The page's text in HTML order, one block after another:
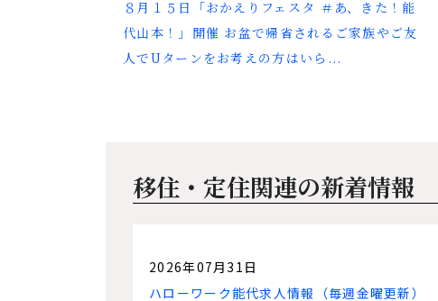
８月１５日「おかえりフェスタ ＃あ、きた！能
代山本！」開催 お盆で帰省されるご家族やご友
人でUターンをお考えの方はいら...
移住・定住関連の新着情報
2026年07月31日
ハローワーク能代求人情報（毎週金曜更新）